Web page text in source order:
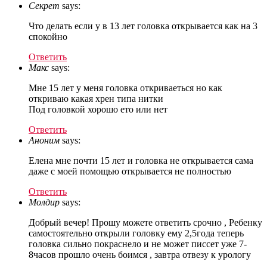
Секрет says:
Что делать если у в 13 лет головка открывается как на 3
спокойно
Ответить
Макс says:
Мне 15 лет у меня головка откриваеться но как
откриваю какая хрен типа нитки
Под головкой хорошо ето или нет
Ответить
Аноним says:
Елена мне почти 15 лет и головка не открывается сама
даже с моей помощью открывается не полностью
Ответить
Молдир says:
Добрый вечер! Прошу можете ответить срочно , Ребенку
самостоятельно открыли головку ему 2,5года теперь
головка сильно покраснело и не может писсет уже 7-
8часов прошло очень боимся , завтра отвезу к урологу